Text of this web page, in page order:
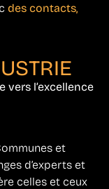
des contacts,
vers l’excellence
et
d’experts et
celles et ceux